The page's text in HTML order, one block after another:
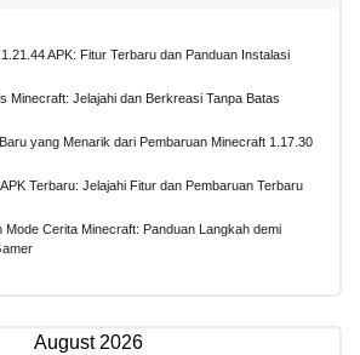
APK: Fitur Terbaru dan Panduan Instalasi
Minecraft: Jelajahi dan Berkreasi Tanpa Batas
yang Menarik dari Pembaruan Minecraft 1.17.30
Terbaru: Jelajahi Fitur dan Pembaruan Terbaru
Mode Cerita Minecraft: Panduan Langkah demi
August 2026